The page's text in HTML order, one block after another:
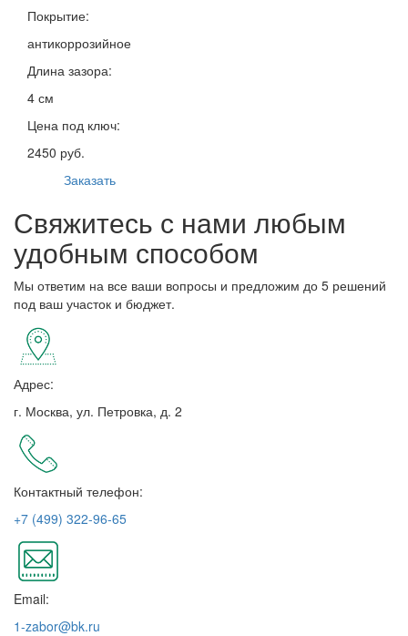
Покрытие:
антикоррозийное
Длина зазора:
4 см
Цена под ключ:
2450 руб.
Заказать
Свяжитесь с нами любым
удобным способом
Мы ответим на все ваши вопросы и предложим до 5 решений
под ваш участок и бюджет.
Адрес:
г. Москва, ул. Петровка, д. 2
Контактный телефон:
+7 (499) 322-96-65
Email:
1-zabor@bk.ru